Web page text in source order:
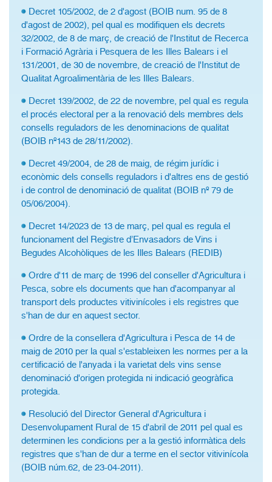
Decret 105/2002, de 2 d'agost (BOIB num. 95 de 8
d'agost de 2002), pel qual es modifiquen els decrets
32/2002, de 8 de març, de creació de l'Institut de Recerca
i Formació Agrària i Pesquera de les Illes Balears i el
131/2001, de 30 de novembre, de creació de l'Institut de
Qualitat Agroalimentària de les Illes Balears.
Decret 139/2002, de 22 de novembre, pel qual es regula
el procés electoral per a la renovació dels membres dels
consells reguladors de les denominacions de qualitat
(BOIB nº143 de 28/11/2002).
Decret 49/2004, de 28 de maig, de régim jurídic i
econòmic dels consells reguladors i d'altres ens de gestió
i de control de denominació de qualitat (BOIB nº 79 de
05/06/2004).
Decret 14/2023 de 13 de març, pel qual es regula el
funcionament del Registre d’Envasadors de Vins i
Begudes Alcohòliques de les Illes Balears (REDIB)
Ordre d'11 de març de 1996 del conseller d'Agricultura i
Pesca, sobre els documents que han d'acompanyar al
transport dels productes vitivinícoles i els registres que
s'han de dur en aquest sector.
Ordre de la consellera d'Agricultura i Pesca de 14 de
maig de 2010 per la qual s'estableixen les normes per a la
certificació de l'anyada i la varietat dels vins sense
denominació d'origen protegida ni indicació geogràfica
protegida.
Resolució del Director General d'Agricultura i
Desenvolupament Rural de 15 d'abril de 2011 pel qual es
determinen les condicions per a la gestió informàtica dels
registres que s'han de dur a terme en el sector vitivinícola
(BOIB núm.62, de 23-04-2011).